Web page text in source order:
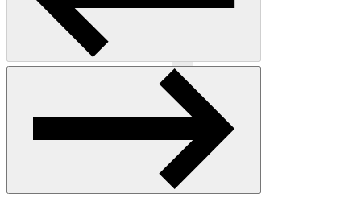
Précédent